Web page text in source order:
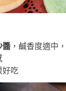
醬 ，鹹香度適中
好吃